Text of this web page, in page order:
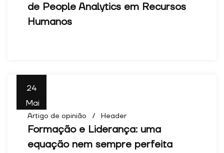
de People Analytics em Recursos
Humanos
24
Mai
Artigo de opinião Header
Formação e Liderança: uma
equação nem sempre perfeita